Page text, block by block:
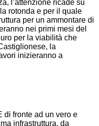
l’attenzione ricade su
rotonda e per il quale
per un ammontare di
nei primi mesi del
per la viabilità che
la
inizieranno a
di fronte ad un vero e
infrastruttura, da